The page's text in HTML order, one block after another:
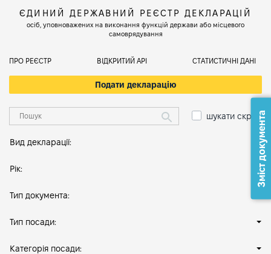
ЄДИНИЙ ДЕРЖАВНИЙ РЕЄСТР ДЕКЛАРАЦІЙ
осіб, уповноважених на виконання функцій держави або місцевого
самоврядування
ПРО РЕЄСТР ВІДКРИТИЙ АРІ СТАТИСТИЧНІ ДАНІ
Подати декларацію
шукати скрізь
Вид декларації:
Рік:
Тип документа:
Тип посади:
Категорія посади:
Зміст документа